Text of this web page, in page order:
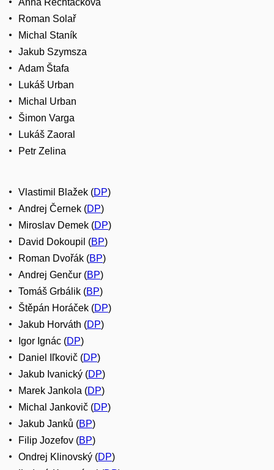
Anna Řechtáčková
Roman Solař
Michal Staník
Jakub Szymsza
Adam Štafa
Lukáš Urban
Michal Urban
Šimon Varga
Lukáš Zaoral
Petr Zelina
Vlastimil Blažek (DP)
Andrej Černek (DP)
Miroslav Demek (DP)
David Dokoupil (BP)
Roman Dvořák (BP)
Andrej Genčur (BP)
Tomáš Grbálik (BP)
Štěpán Horáček (DP)
Jakub Horváth (DP)
Igor Ignác (DP)
Daniel Iľkovič (DP)
Jakub Ivanický (DP)
Marek Jankola (DP)
Michal Jankovič (DP)
Jakub Janků (BP)
Filip Jozefov (BP)
Ondrej Klinovský (DP)